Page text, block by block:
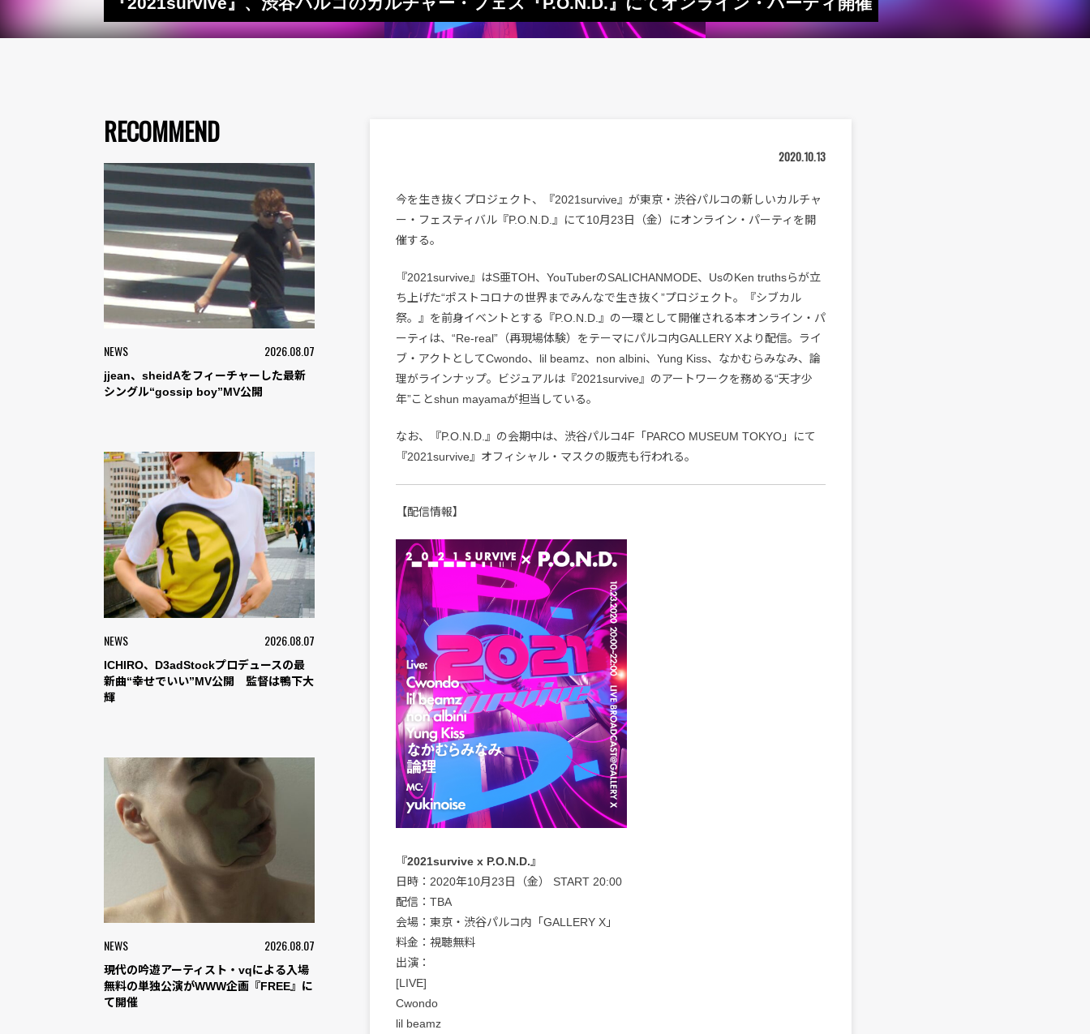
RECOMMEND
NEWS 2026.08.07
jjean、sheidAをフィーチャーした最新
シングル“gossip boy”MV公開
NEWS 2026.08.07
ICHIRO、D3adStockプロデュースの最
新曲“幸せでいい”MV公開 監督は鴨下大
輝
NEWS 2026.08.07
現代の吟遊アーティスト・vqによる入場
無料の単独公演がWWW企画『FREE』に
て開催
2020.10.13
今を生き抜くプロジェクト、『2021survive』が東京・渋谷パルコの新しいカルチャ
ー・フェスティバル『P.O.N.D.』にて10月23日（金）にオンライン・パーティを開
催する。
『2021survive』はS亜TOH、YouTuberのSALICHANMODE、UsのKen truthsらが立
ち上げた“ポストコロナの世界までみんなで生き抜く”プロジェクト。『シブカル
祭。』を前身イベントとする『P.O.N.D.』の一環として開催される本オンライン・パ
ーティは、“Re-real”（再現場体験）をテーマにパルコ内GALLERY Xより配信。ライ
ブ・アクトとしてCwondo、lil beamz、non albini、Yung Kiss、なかむらみなみ、論
理がラインナップ。ビジュアルは『2021survive』のアートワークを務める“天才少
年”ことshun mayamaが担当している。
なお、『P.O.N.D.』の会期中は、渋谷パルコ4F「PARCO MUSEUM TOKYO」にて
『2021survive』オフィシャル・マスクの販売も行われる。
【配信情報】
『2021survive x P.O.N.D.』
日時：2020年10月23日（金） START 20:00
配信：TBA
会場：東京・渋谷パルコ内「GALLERY X」
料金：視聴無料
出演：
[LIVE]
Cwondo
lil beamz